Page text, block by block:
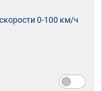
0-100 км/ч